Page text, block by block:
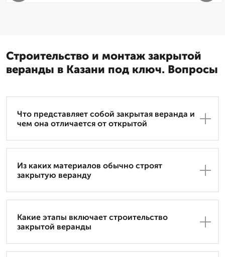
Строительство и монтаж закрытой
веранды в Казани под ключ. Вопросы
Что представляет собой закрытая веранда и
чем она отличается от открытой
Из каких материалов обычно строят
закрытую веранду
Какие этапы включает строительство
закрытой веранды